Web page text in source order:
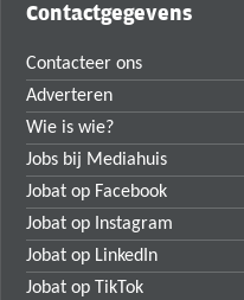
Contactgegevens
Contacteer ons
Adverteren
Wie is wie?
Jobs bij Mediahuis
Jobat op Facebook
Jobat op Instagram
Jobat op LinkedIn
Jobat op TikTok